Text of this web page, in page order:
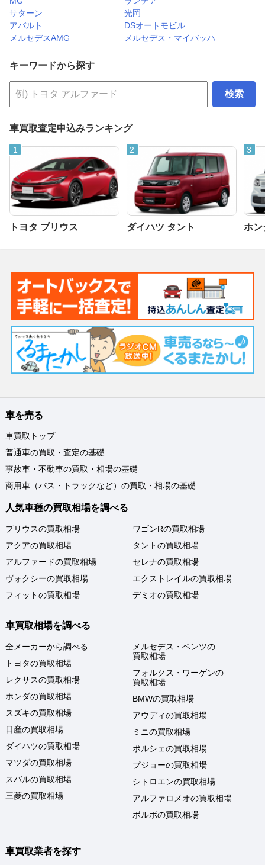
サターン
光岡
アバルト
DSオートモビル
メルセデスAMG
メルセデス・マイバッハ
キーワードから探す
検索
車買取査定申込みランキング
トヨタ プリウス ダイハツ タント ホン
車を売る
車買取トップ
普通車の買取・査定の基礎
事故車・不動車の買取・相場の基礎
商用車（バス・トラックなど）の買取・相場の基礎
人気車種の買取相場を調べる
プリウスの買取相場
アクアの買取相場
アルファードの買取相場
ヴォクシーの買取相場
フィットの買取相場
ワゴンRの買取相場
タントの買取相場
セレナの買取相場
エクストレイルの買取相場
デミオの買取相場
車買取相場を調べる
全メーカーから調べる
トヨタの買取相場
レクサスの買取相場
ホンダの買取相場
スズキの買取相場
日産の買取相場
ダイハツの買取相場
マツダの買取相場
スバルの買取相場
三菱の買取相場
メルセデス・ベンツの
買取相場
フォルクス・ワーゲンの
買取相場
BMWの買取相場
アウディの買取相場
ミニの買取相場
ポルシェの買取相場
プジョーの買取相場
シトロエンの買取相場
アルファロメオの買取相場
ボルボの買取相場
車買取業者を探す